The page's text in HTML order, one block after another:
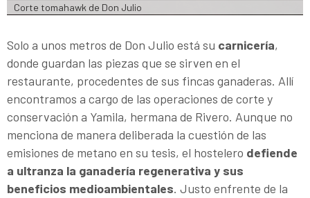
Corte tomahawk de Don Julio
Solo a unos metros de Don Julio está su carnicería,
donde guardan las piezas que se sirven en el
restaurante, procedentes de sus fincas ganaderas. Allí
encontramos a cargo de las operaciones de corte y
conservación a Yamila, hermana de Rivero. Aunque no
menciona de manera deliberada la cuestión de las
emisiones de metano en su tesis, el hostelero defiende
a ultranza la ganadería regenerativa y sus
beneficios medioambientales. Justo enfrente de la